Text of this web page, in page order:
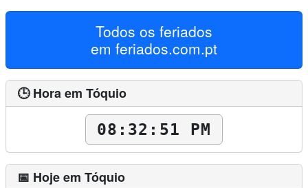
Todos os feriados
em feriados.com.pt
🕒 Hora em Tóquio
08:32:52 PM
📅 Hoje em Tóquio